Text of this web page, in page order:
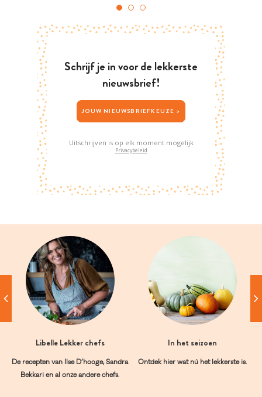
Schrijf je in voor de lekkerste
nieuwsbrief!
JOUW NIEUWSBRIEFKEUZE >
Uitschrijven is op elk moment mogelijk
Privacybeleid
Libelle Lekker chefs
De recepten van Ilse D’hooge, Sandra
Bekkari en al onze andere chefs.
In het seizoen
Ontdek hier wat nú het lekkerste is.